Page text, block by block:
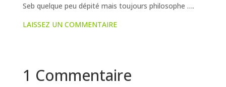
Seb quelque peu dépité mais toujours philosophe ….
LAISSEZ UN COMMENTAIRE
1 Commentaire